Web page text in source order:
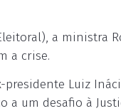
a ministra
a crise.
Luiz
a um desafio à